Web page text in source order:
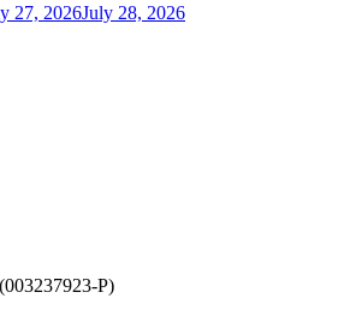
27, 2026July 28, 2026
P)